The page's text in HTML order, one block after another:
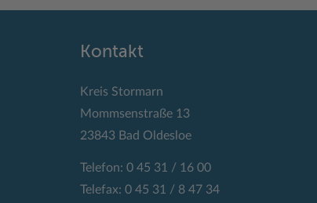
Kontakt
Kreis Stormarn
Mommsenstraße 13
23843 Bad Oldesloe
Telefon: 0 45 31 / 16 00
Telefax: 0 45 31 / 8 47 34